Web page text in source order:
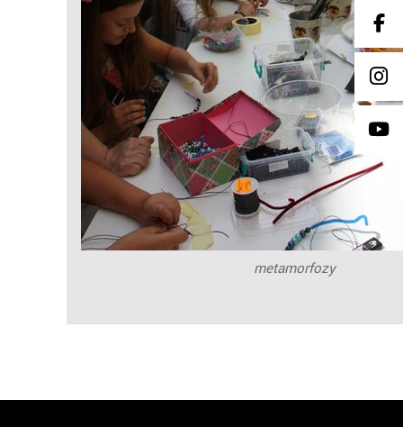
metamorfozy